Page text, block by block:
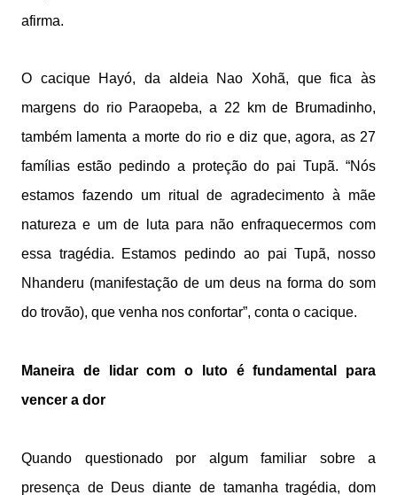
afirma.
O cacique Hayó, da aldeia Nao Xohã, que fica às
margens do rio Paraopeba, a 22 km de Brumadinho,
também lamenta a morte do rio e diz que, agora, as 27
famílias estão pedindo a proteção do pai Tupã. “Nós
estamos fazendo um ritual de agradecimento à mãe
natureza e um de luta para não enfraquecermos com
essa tragédia. Estamos pedindo ao pai Tupã, nosso
Nhanderu (manifestação de um deus na forma do som
do trovão), que venha nos confortar”, conta o cacique.
Maneira de lidar com o luto é fundamental para
vencer a dor
Quando questionado por algum familiar sobre a
presença de Deus diante de tamanha tragédia, dom